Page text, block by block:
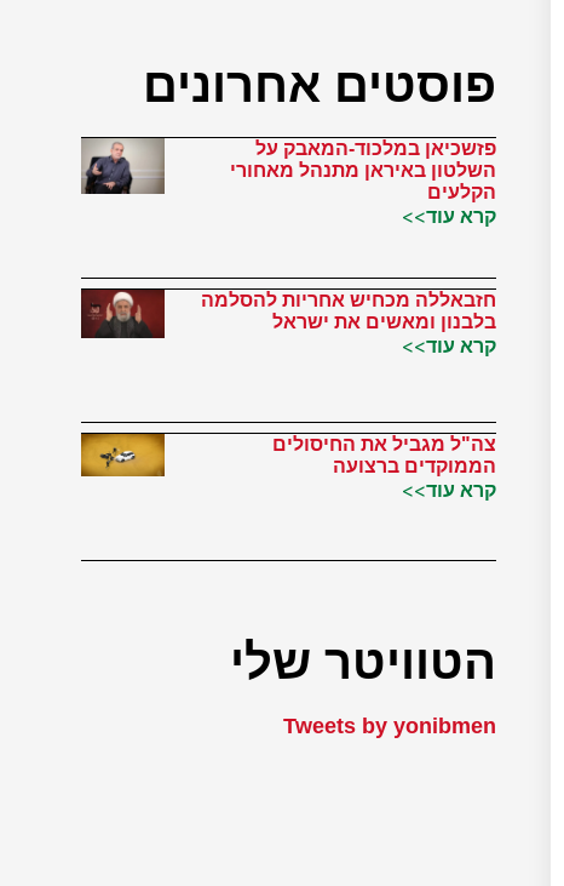
פוסטים אחרונים
פזשכיאן במלכוד-המאבק על
השלטון באיראן מתנהל מאחורי
הקלעים
קרא עוד>>
חזבאללה מכחיש אחריות להסלמה
בלבנון ומאשים את ישראל
קרא עוד>>
צה"ל מגביל את החיסולים
הממוקדים ברצועה
קרא עוד>>
הטוויטר שלי
Tweets by yonibmen